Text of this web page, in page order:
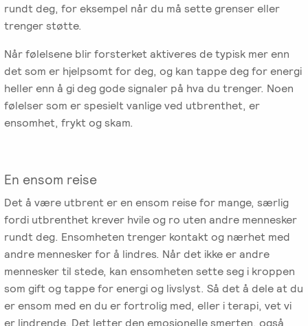
rundt deg, for eksempel når du må sette grenser eller
trenger støtte.
Når følelsene blir forsterket aktiveres de typisk mer enn
det som er hjelpsomt for deg, og kan tappe deg for energi
heller enn å gi deg gode signaler på hva du trenger. Noen
følelser som er spesielt vanlige ved utbrenthet, er
ensomhet, frykt og skam.
En ensom reise
Det å være utbrent er en ensom reise for mange, særlig
fordi utbrenthet krever hvile og ro uten andre mennesker
rundt deg. Ensomheten trenger kontakt og nærhet med
andre mennesker for å lindres. Når det ikke er andre
mennesker til stede, kan ensomheten sette seg i kroppen
som gift og tappe for energi og livslyst. Så det å dele at du
er ensom med en du er fortrolig med, eller i terapi, vet vi
er lindrende. Det letter den emosjonelle smerten, også